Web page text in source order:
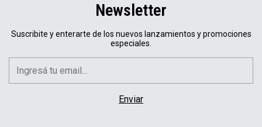
Newsletter
Suscribite y enterarte de los nuevos lanzamientos y promociones
especiales.